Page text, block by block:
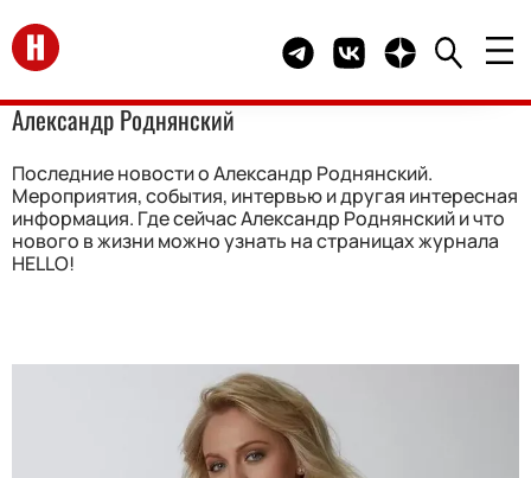
Перейти на главную Telegram канал HELLO
Группа HELLO
Канал HELLO в
Александр Роднянский
Последние новости о Александр Роднянский.
Мероприятия, события, интервью и другая интересная
информация. Где сейчас Александр Роднянский и что
нового в жизни можно узнать на страницах журнала
HELLO!